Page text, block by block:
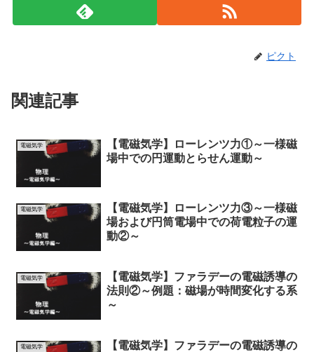
ピクト
関連記事
電磁気学
【電磁気学】ローレンツ力①～一様磁
場中での円運動とらせん運動～
電磁気学
【電磁気学】ローレンツ力③～一様磁
場および円筒電場中での荷電粒子の運
動②～
電磁気学
【電磁気学】ファラデーの電磁誘導の
法則②～例題：磁場が時間変化する系
～
電磁気学
【電磁気学】ファラデーの電磁誘導の